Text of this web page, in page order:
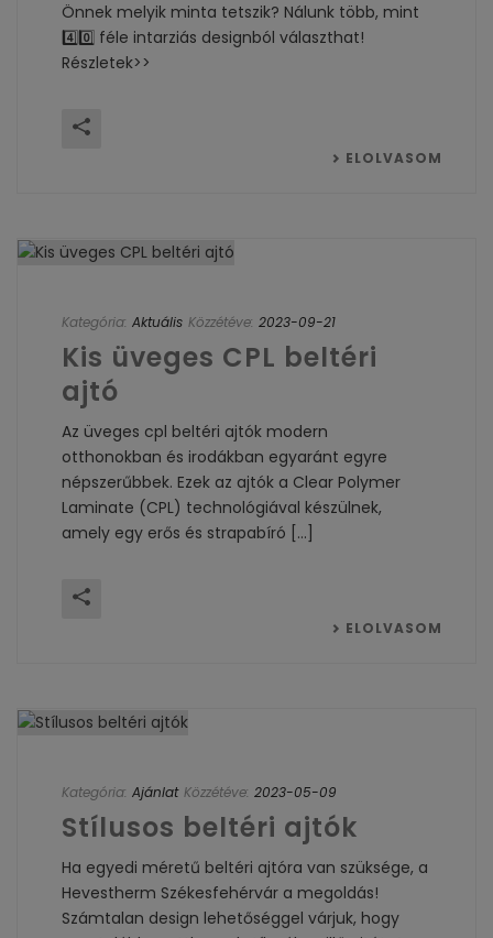
Önnek melyik minta tetszik? Nálunk több, mint
4️⃣0️⃣ féle intarziás designból választhat!
Részletek>>
ELOLVASOM
Kategória: Aktuális Közzétéve: 2023-09-21
Kis üveges CPL beltéri
ajtó
Az üveges cpl beltéri ajtók modern
otthonokban és irodákban egyaránt egyre
népszerűbbek. Ezek az ajtók a Clear Polymer
Laminate (CPL) technológiával készülnek,
amely egy erős és strapabíró [...]
ELOLVASOM
Kategória: Ajánlat Közzétéve: 2023-05-09
Stílusos beltéri ajtók
Ha egyedi méretű beltéri ajtóra van szüksége, a
Hevestherm Székesfehérvár a megoldás!
Számtalan design lehetőséggel várjuk, hogy